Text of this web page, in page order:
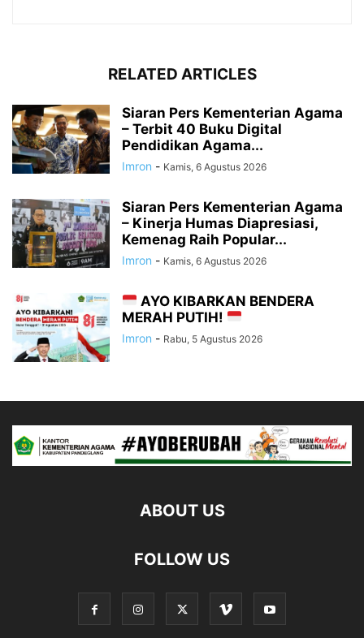
RELATED ARTICLES
Siaran Pers Kementerian Agama
– Terbit 40 Buku Digital
Pendidikan Agama...
Imron - Kamis, 6 Agustus 2026
Siaran Pers Kementerian Agama
– Kinerja Humas Diapresiasi,
Kemenag Raih Popular...
Imron - Kamis, 6 Agustus 2026
AYO KIBARKAN BENDERA
MERAH PUTIH!
Imron - Rabu, 5 Agustus 2026
ABOUT US
FOLLOW US